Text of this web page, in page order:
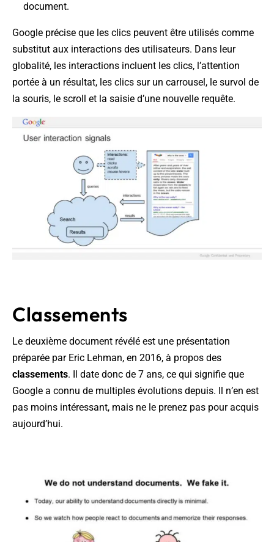
document.
Google précise que les clics peuvent être utilisés comme
substitut aux interactions des utilisateurs. Dans leur
globalité, les interactions incluent les clics, l’attention
portée à un résultat, les clics sur un carrousel, le survol de
la souris, le scroll et la saisie d’une nouvelle requête.
Classements
Le deuxième document révélé est une présentation
préparée par Eric Lehman, en 2016, à propos des
classements. Il date donc de 7 ans, ce qui signifie que
Google a connu de multiples évolutions depuis. Il n’en est
pas moins intéressant, mais ne le prenez pas pour acquis
aujourd’hui.